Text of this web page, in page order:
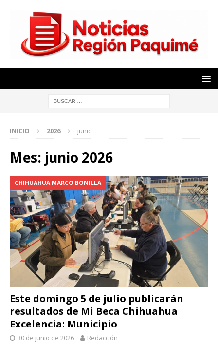
INICIO 2026 junio
Mes: junio 2026
CHIHUAHUA MARCO BONILLA
Este domingo 5 de julio publicarán
resultados de Mi Beca Chihuahua
Excelencia: Municipio
30 de junio de 2026 Redacción